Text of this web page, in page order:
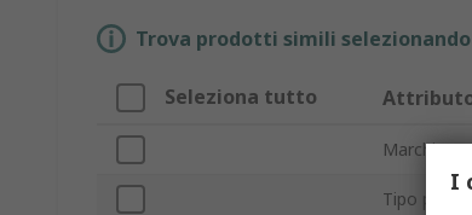
Trova prodotti simili
Seleziona tutto
Marchio
Tipo
I